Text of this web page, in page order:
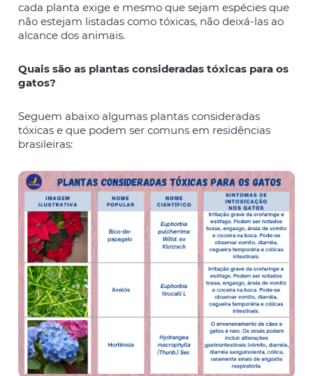
cada planta exige e mesmo que sejam espécies que
não estejam listadas como tóxicas, não deixá-las ao
alcance dos animais.
Quais são as plantas consideradas tóxicas para os
gatos?
Seguem abaixo algumas plantas consideradas
tóxicas e que podem ser comuns em residências
brasileiras: